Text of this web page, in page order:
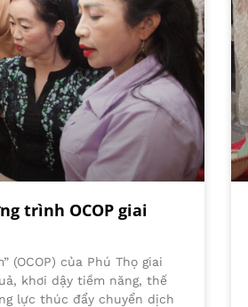
trình OCOP giai
(OCOP) của Phú Thọ giai
khơi dậy tiềm năng, thế
lực thúc đẩy chuyển dịch